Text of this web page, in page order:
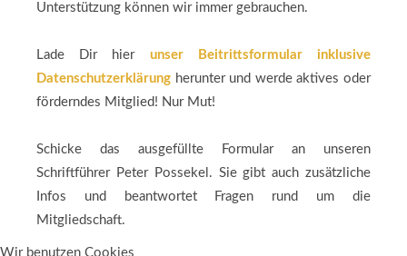
Unterstützung können wir immer gebrauchen.
Lade Dir hier unser Beitrittsformular inklusive
Datenschutzerklärung herunter und werde aktives oder
förderndes Mitglied! Nur Mut!
Schicke das ausgefüllte Formular an unseren
Schriftführer Peter Possekel. Sie gibt auch zusätzliche
Infos und beantwortet Fragen rund um die
Mitgliedschaft.
Wir benutzen Cookies